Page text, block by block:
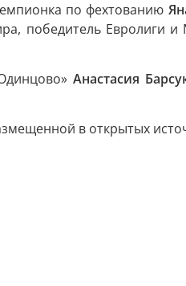
по фехтованию
победитель Евролиги и
Анастасия
в открытых